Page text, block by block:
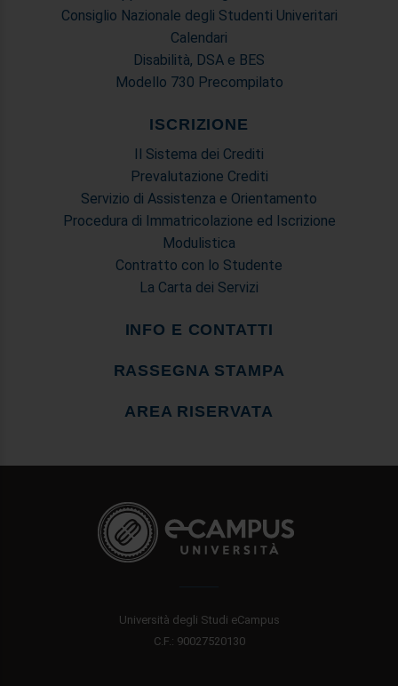
Consiglio Nazionale degli Studenti Univeritari
Calendari
Disabilità, DSA e BES
Modello 730 Precompilato
ISCRIZIONE
Il Sistema dei Crediti
Prevalutazione Crediti
Servizio di Assistenza e Orientamento
Procedura di Immatricolazione ed Iscrizione
Modulistica
Contratto con lo Studente
La Carta dei Servizi
INFO E CONTATTI
RASSEGNA STAMPA
AREA RISERVATA
Università degli Studi eCampus
C.F.: 90027520130